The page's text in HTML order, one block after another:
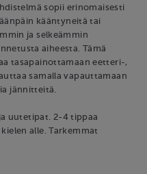
sopii erinomaisesti
kääntyneitä tai
ja selkeämmin
aiheesta. Tämä
tasapainottamaan eetteri­-,
samalla vapauttamaan
jännitteitä.
uutetipat. 2-4 tippaa
alle. Tarkemmat